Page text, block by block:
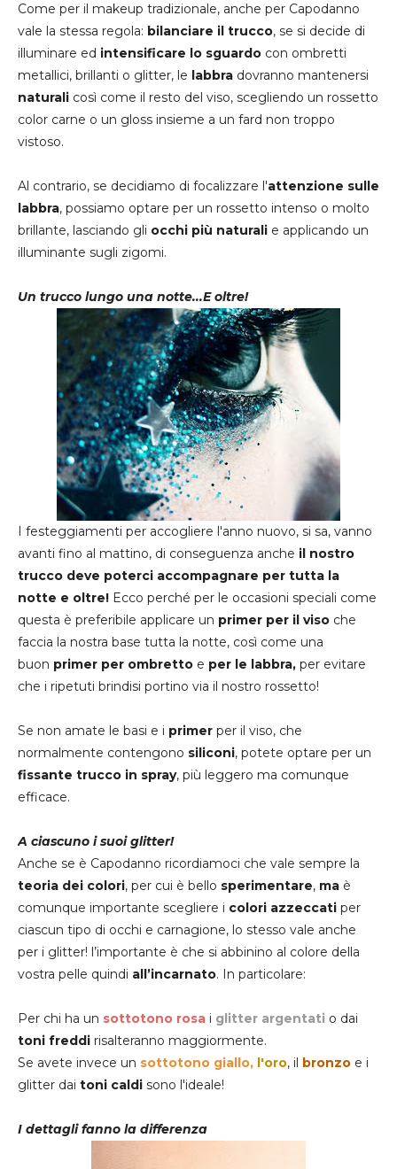
Come per il makeup tradizionale, anche per Capodanno
vale la stessa regola: bilanciare il trucco, se si decide di
illuminare ed intensificare lo sguardo con ombretti
metallici, brillanti o glitter, le labbra dovranno mantenersi
naturali così come il resto del viso, scegliendo un rossetto
color carne o un gloss insieme a un fard non troppo
vistoso.
Al contrario, se decidiamo di focalizzare l'attenzione sulle
labbra, possiamo optare per un rossetto intenso o molto
brillante, lasciando gli occhi più naturali e applicando un
illuminante sugli zigomi.
Un trucco lungo una notte...E oltre!
I festeggiamenti per accogliere l'anno nuovo, si sa, vanno
avanti fino al mattino, di conseguenza anche il nostro
trucco deve poterci accompagnare per tutta la
notte e oltre! Ecco perché per le occasioni speciali come
questa è preferibile applicare un primer per il viso che
faccia la nostra base tutta la notte, così come una
buon primer per ombretto e per le labbra, per evitare
che i ripetuti brindisi portino via il nostro rossetto!
Se non amate le basi e i primer per il viso, che
normalmente contengono siliconi, potete optare per un
fissante trucco in spray, più leggero ma comunque
efficace.
A ciascuno i suoi glitter!
Anche se è Capodanno ricordiamoci che vale sempre la
teoria dei colori, per cui è bello sperimentare, ma è
comunque importante scegliere i colori azzeccati per
ciascun tipo di occhi e carnagione, lo stesso vale anche
per i glitter! l’importante è che si abbinino al colore della
vostra pelle quindi all’incarnato. In particolare:
Per chi ha un sottotono rosa i glitter argentati o dai
toni freddi risalteranno maggiormente.
Se avete invece un sottotono giallo, l'oro, il bronzo e i
glitter dai toni caldi sono l'ideale!
I dettagli fanno la differenza